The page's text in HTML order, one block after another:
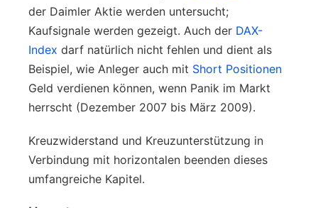
der Daimler Aktie werden untersucht;
Kaufsignale werden gezeigt. Auch der DAX-
Index darf natürlich nicht fehlen und dient als
Beispiel, wie Anleger auch mit Short Positionen
Geld verdienen können, wenn Panik im Markt
herrscht (Dezember 2007 bis März 2009).
Kreuzwiderstand und Kreuzunterstützung in
Verbindung mit horizontalen beenden dieses
umfangreiche Kapitel.